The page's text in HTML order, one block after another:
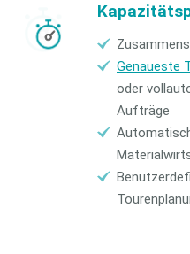
Genaueste
oder
Aufträge